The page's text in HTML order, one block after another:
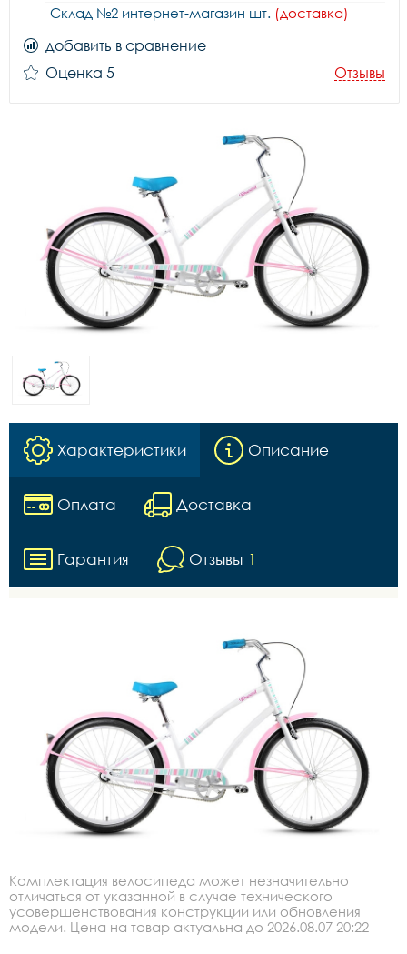
Склад №2 интернет-магазин шт. (доставка)
добавить в сравнение
Оценка 5
Отзывы
Характеристики Описание
Оплата Доставка
Гарантия Отзывы 1
Комплектация велосипеда может незначительно
отличаться от указанной в случае технического
усовершенствования конструкции или обновления
модели. Цена на товар актуальна до 2026.08.07 20:22